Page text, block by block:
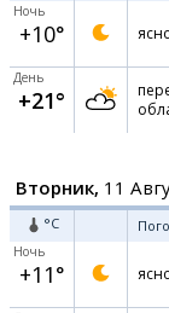
Ночь
+10°
День
+21°
Вторник, 11
°C
Ночь
+11°